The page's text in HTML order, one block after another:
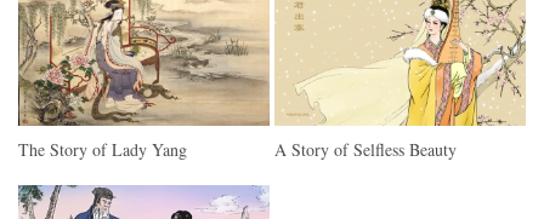
The Story of Lady Yang A Story of Selfless Beauty